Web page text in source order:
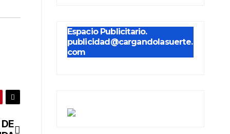
Espacio Publicitario.
publicidad@cargandolasuerte.
com